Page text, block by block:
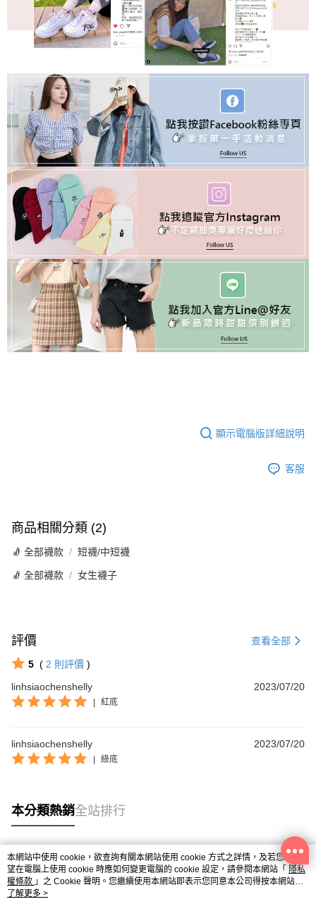
顯示電腦版詳細說明
客服
商品相關分類 (2)
🧦 全部襪款 短襪/中短襪
🧦 全部襪款 女生襪子
評價 查看全部
5 ( 2 則評價 )
linhsiaochenshelly
2023/07/20
紅底
linhsiaochenshelly 2023/07/20
綠底
本分類熱銷全站排行
熱門標籤
本網站中使用 cookie，欲查詢有關本網站使用 cookie 方式之詳情，及若您不希
望在電腦上使用 cookie 時應如何變更電腦的 cookie 設定，請參閱本網站「 隱私
權條款 」之 Cookie 聲明。您繼續使用本網站即表示您同意本公司得按本網站使
用條款之 Cookie 聲明使用 cookie。
了解更多 >